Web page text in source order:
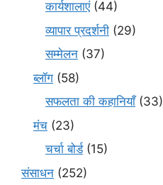
कार्यशालाएं(44)
व्यापार प्रदर्शनी (29)
सम्मेलन (37)
ब्लॉग (58)
सफलता की कहानियाँ(33)
मंच (23)
चर्चा बोर्ड(15)
संसाधन (252)